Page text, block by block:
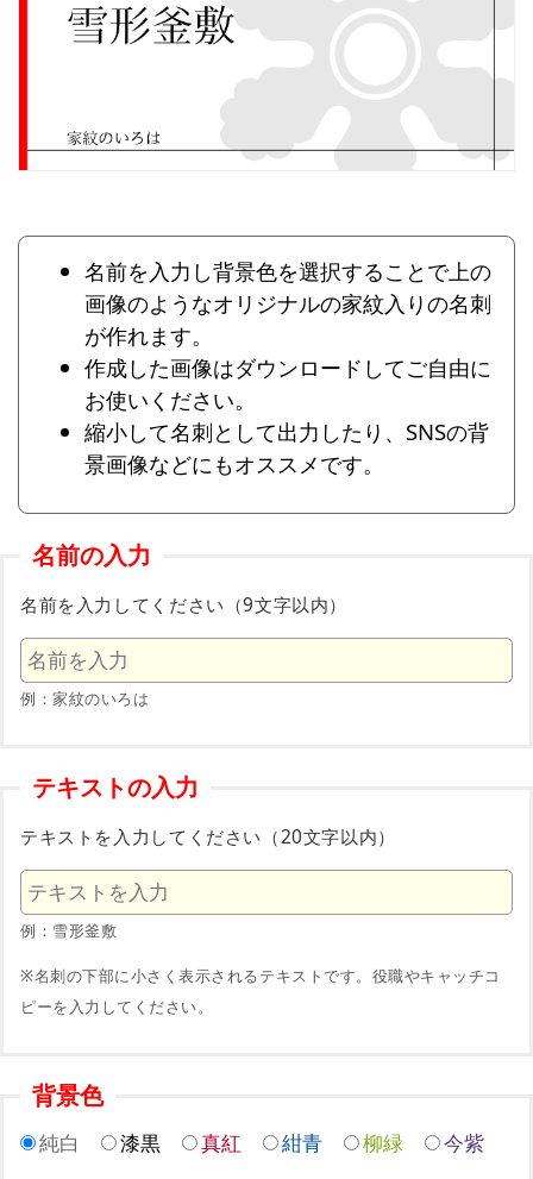
名前を入力し背景色を選択することで上の
画像のようなオリジナルの家紋入りの名刺
が作れます。
作成した画像はダウンロードしてご自由に
お使いください。
縮小して名刺として出力したり、SNSの背
景画像などにもオススメです。
名前の入力
名前を入力してください（9文字以内）
例：家紋のいろは
テキストの入力
テキストを入力してください（20文字以内）
例：雪形釜敷
※名刺の下部に小さく表示されるテキストです。役職やキャッチコ
ピーを入力してください。
背景色
純白 漆黒 真紅 紺青 柳緑 今紫